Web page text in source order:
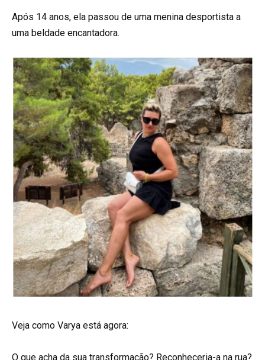
Após 14 anos, ela passou de uma menina desportista a
uma beldade encantadora.
Veja como Varya está agora:
O que acha da sua transformação? Reconheceria-a na rua?